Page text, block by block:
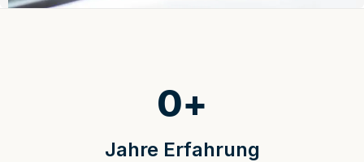
Jahre Erfahrung
0+